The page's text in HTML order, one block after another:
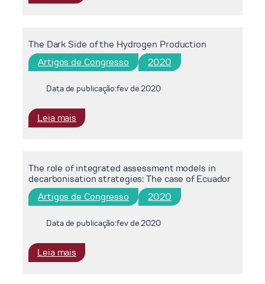
Transição
do
Setor
de
Gás
Natural
no
Brasil
The
climate
finance
flows
in
national
mitigation
strategies:
on
recipient
economies
The Dark Side of the Hydrogen Production
Artigos de Congresso 2020
Data de publicação:fev de 2020
Leia mais
The
of
the
Hydrogen
Production
The role of integrated assessment models in
decarbonisation strategies: The case of Ecuador
Artigos de Congresso 2020
Data de publicação:fev de 2020
Leia mais
The